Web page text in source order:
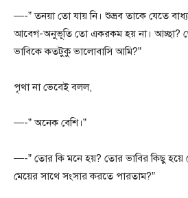
—-” তনয়া তো যায় নি। শুভ্রব তাকে যেতে
আবেগ-অনুভূতি তো একরকম হয় না। আচ্ছা?
ভাবিকে কতটুকু ভালোবাসি আমি?”
পৃথা না ভেবেই বলল,
—-” অনেক বেশি।”
—-” তোর কি মনে হয়? তোর ভাবির কিছু
মেয়ের সাথে সংসার করতে পারতাম?”